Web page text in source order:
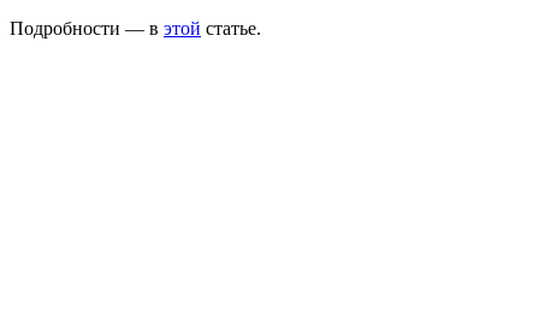
Подробности — в этой статье.